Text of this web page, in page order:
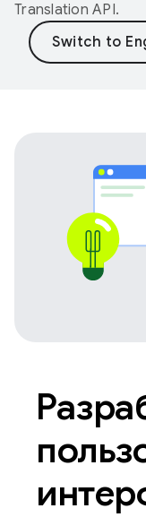
Translation API.